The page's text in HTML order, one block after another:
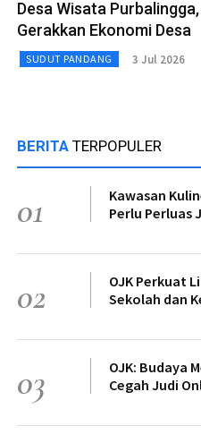
Desa Wisata
Gerakkan Ekonomi Desa
SUDUT PANDANG 3 Jul 2026
BERITA TERPOPULER
01
Kawasan
Perlu Perluas
02
OJK Perkuat
Sekolah dan
03
OJK: Budaya
Cegah Judi